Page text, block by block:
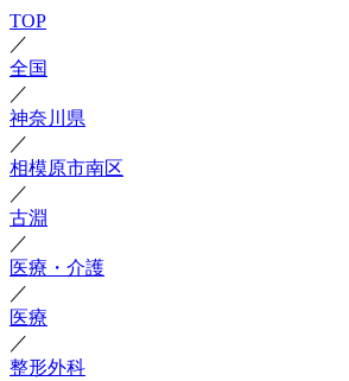
TOP
／
全国
／
神奈川県
／
相模原市南区
／
古淵
／
医療・介護
／
医療
／
整形外科